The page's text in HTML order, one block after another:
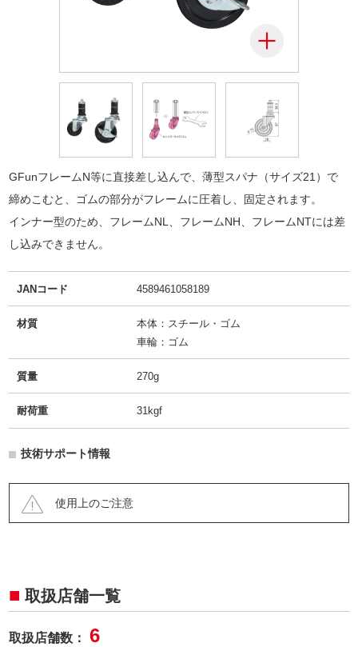
GFunフレームN等に直接差し込んで、薄型スパナ（サイズ21）で
締めこむと、ゴムの部分がフレームに圧着し、固定されます。
インナー型のため、フレームNL、フレームNH、フレームNTには差
し込みできません。
JANコード 4589461058189
材質
本体：スチール・ゴム
車輪：ゴム
質量 270g
耐荷重 31kgf
技術サポート情報
使用上のご注意
取扱店舗一覧
取扱店舗数： 6